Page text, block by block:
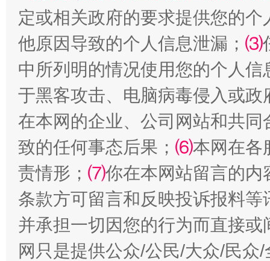
全民健身五年计划来了！等你上场
定或相关政府的要求提供您的个
他原因导致的个人信息泄漏； ⑶
中所列明的情况使用您的个人
于黑客攻击、电脑病毒侵入或
在本网的企业、公司网站和共
致的任何事态后果； ⑹本网在各
责情形； ⑺你在本网站留言的内
条款方可留言和反映投诉报料
并承担一切因您的行为而直接
网只是提供公众/公民/大众/民